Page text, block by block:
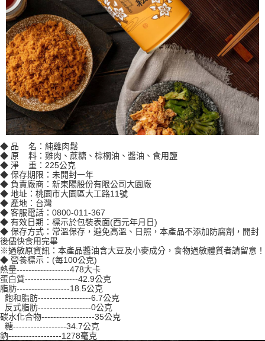
◆ 品 名：純雞肉鬆
◆ 原 料：雞肉、蔗糖、棕櫚油、醬油、食用鹽
◆ 淨 重：225公克
◆ 保存期限：未開封一年
◆ 負責廠商：新東陽股份有限公司大園廠
◆ 地址：桃園市大園區大工路11號
◆ 產地：台灣
◆ 客服電話：0800-011-367
◆ 有效日期：標示於包裝表面(西元年月日)
◆ 保存方式：常溫保存，避免高溫、日照，本產品不添加防腐劑，開封
後儘快食用完畢
※過敏原資訊：本產品醬油含大豆及小麥成分，食物過敏體質者請留意！
◆ 營養標示：(每100公克)
熱量------------------478大卡
蛋白質------------------42.9公克
脂肪------------------18.5公克
飽和脂肪------------------6.7公克
反式脂肪------------------0公克
碳水化合物------------------35公克
糖------------------34.7公克
鈉------------------1278毫克